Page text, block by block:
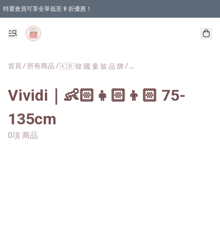
特選會員可享全單低至 8 折優惠！
首頁/ 所有商品 /🇰🇷 韓 國 童 裝 品 牌 /
Vividi｜👶🏻👧🏻👦🏻 75-
135cm
0項 商品